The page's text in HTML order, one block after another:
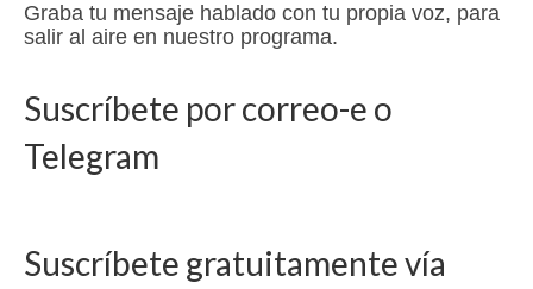
Graba tu mensaje hablado con tu propia voz, para
salir al aire en nuestro programa.
Suscríbete por correo-e o
Telegram
Suscríbete gratuitamente vía